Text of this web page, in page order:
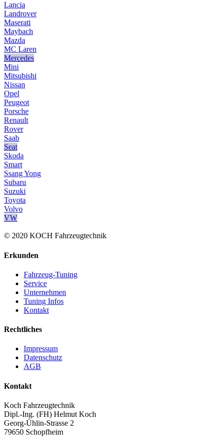
Lancia
Landrover
Maserati
Maybach
Mazda
MC Laren
Mercedes
Mini
Mitsubishi
Nissan
Opel
Peugeot
Porsche
Renault
Rover
Saab
Seat
Skoda
Smart
Ssang Yong
Subaru
Suzuki
Toyota
Volvo
VW
© 2020 KOCH Fahrzeugtechnik
Erkunden
Fahrzeug-Tuning
Service
Unternehmen
Tuning Infos
Kontakt
Rechtliches
Impressum
Datenschutz
AGB
Kontakt
Koch Fahrzeugtechnik
Dipl.-Ing. (FH) Helmut Koch
Georg-Ühlin-Strasse 2
79650 Schopfheim